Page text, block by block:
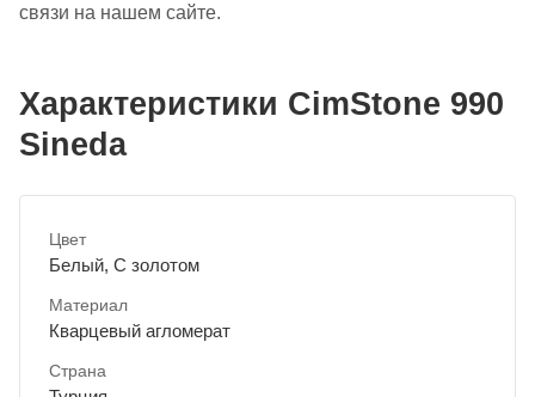
связи на нашем сайте.
Характеристики CimStone 990
Sineda
Цвет
Белый, С золотом
Материал
Кварцевый агломерат
Страна